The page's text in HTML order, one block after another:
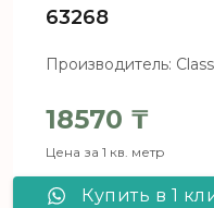
63268
Производитель:
18570 ₸
Цена за 1 кв. метр
Купить в 1